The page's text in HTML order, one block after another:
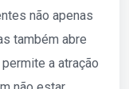
não apenas
também abre
a atração